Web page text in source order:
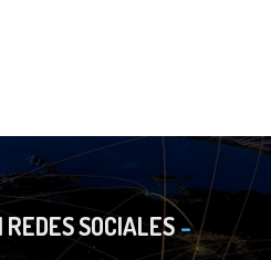
REDES SOCIALES